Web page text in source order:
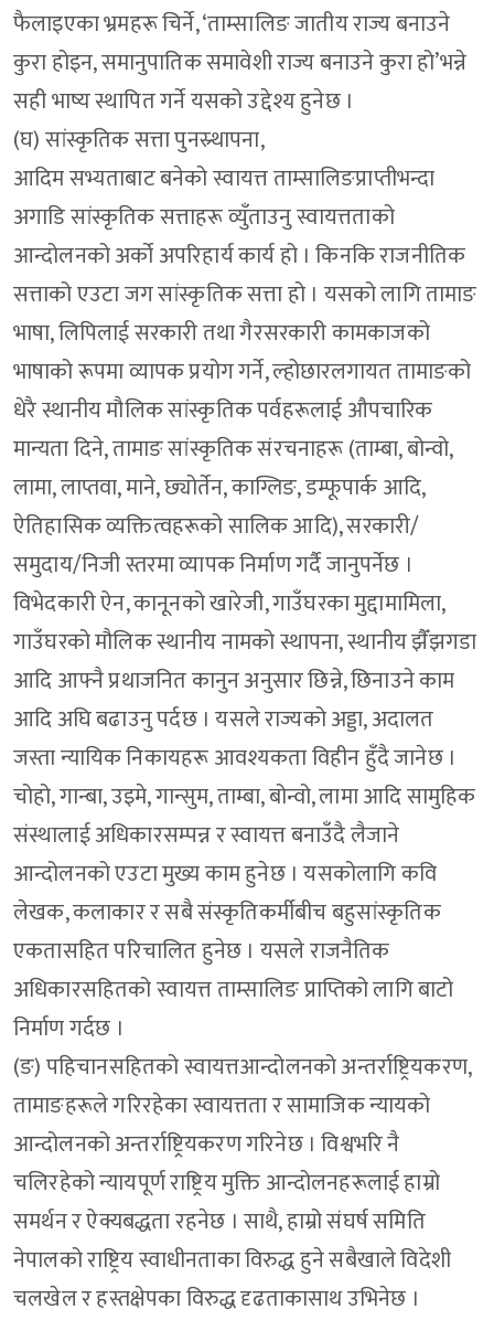
फैलाइएका भ्रमहरू चिर्ने, ‘ताम्सालिङ जातीय राज्य बनाउने
कुरा होइन, समानुपातिक समावेशी राज्य बनाउने कुरा हो’भन्ने
सही भाष्य स्थापित गर्ने यसको उद्देश्य हुनेछ ।
(घ) सांस्कृतिक सत्ता पुनस्र्थापना,
आदिम सभ्यताबाट बनेको स्वायत्त ताम्सालिङप्राप्तीभन्दा
अगाडि सांस्कृतिक सत्ताहरू व्युँताउनु स्वायत्तताको
आन्दोलनको अर्को अपरिहार्य कार्य हो । किनकि राजनीतिक
सत्ताको एउटा जग सांस्कृतिक सत्ता हो । यसको लागि तामाङ
भाषा, लिपिलाई सरकारी तथा गैरसरकारी कामकाजको
भाषाको रूपमा व्यापक प्रयोग गर्ने, ल्होछारलगायत तामाङको
धेरै स्थानीय मौलिक सांस्कृतिक पर्वहरूलाई औपचारिक
मान्यता दिने, तामाङ सांस्कृतिक संरचनाहरू (ताम्बा, बोन्वो,
लामा, लाप्तवा, माने, छ्योर्तेन, काग्लिङ, डम्फूपार्क आदि,
ऐतिहासिक व्यक्तित्वहरूको सालिक आदि), सरकारी/
समुदाय/निजी स्तरमा व्यापक निर्माण गर्दै जानुपर्नेछ ।
विभेदकारी ऐन, कानूनको खारेजी, गाउँघरका मुद्दामामिला,
गाउँघरको मौलिक स्थानीय नामको स्थापना, स्थानीय झैँझगडा
आदि आफ्नै प्रथाजनित कानुन अनुसार छिन्ने, छिनाउने काम
आदि अघि बढाउनु पर्दछ । यसले राज्यको अड्डा, अदालत
जस्ता न्यायिक निकायहरू आवश्यकता विहीन हुँदै जानेछ ।
चोहो, गान्बा, उइमे, गान्सुम, ताम्बा, बोन्वो, लामा आदि सामुहिक
संस्थालाई अधिकारसम्पन्न र स्वायत्त बनाउँदै लैजाने
आन्दोलनको एउटा मुख्य काम हुनेछ । यसकोलागि कवि
लेखक, कलाकार र सबै संस्कृतिकर्मीबीच बहुसांस्कृतिक
एकतासहित परिचालित हुनेछ । यसले राजनैतिक
अधिकारसहितको स्वायत्त ताम्सालिङ प्राप्तिको लागि बाटो
निर्माण गर्दछ ।
(ङ) पहिचानसहितको स्वायत्तआन्दोलनको अन्तर्राष्ट्रियकरण,
तामाङहरूले गरिरहेका स्वायत्तता र सामाजिक न्यायको
आन्दोलनको अन्तर्राष्ट्रियकरण गरिनेछ । विश्वभरि नै
चलिरहेको न्यायपूर्ण राष्ट्रिय मुक्ति आन्दोलनहरूलाई हाम्रो
समर्थन र ऐक्यबद्धता रहनेछ । साथै, हाम्रो संघर्ष समिति
नेपालको राष्ट्रिय स्वाधीनताका विरुद्ध हुने सबैखाले विदेशी
चलखेल र हस्तक्षेपका विरुद्ध दृढताकासाथ उभिनेछ ।